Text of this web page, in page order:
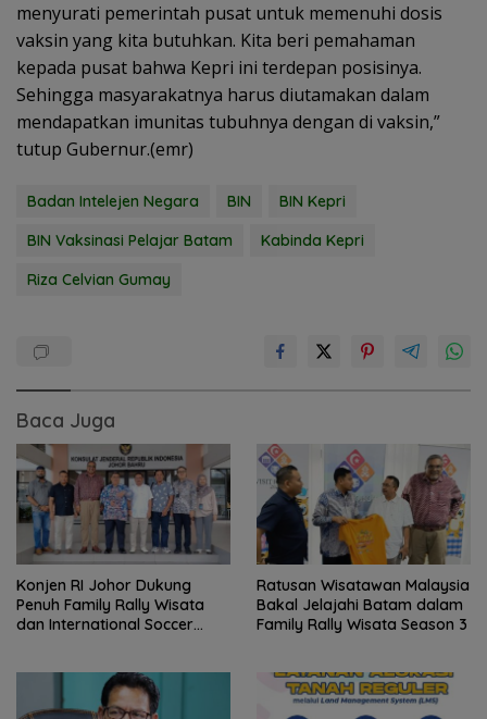
menyurati pemerintah pusat untuk memenuhi dosis
vaksin yang kita butuhkan. Kita beri pemahaman
kepada pusat bahwa Kepri ini terdepan posisinya.
Sehingga masyarakatnya harus diutamakan dalam
mendapatkan imunitas tubuhnya dengan di vaksin,”
tutup Gubernur.(emr)
Badan Intelejen Negara BIN
BIN Kepri
BIN Vaksinasi Pelajar Batam
Kabinda Kepri
Riza Celvian Gumay
Baca Juga
Konjen RI Johor Dukung
Penuh Family Rally Wisata
dan International Soccer
Ratusan Wisatawan Malaysia
Bakal Jelajahi Batam dalam
Family Rally Wisata Season 3